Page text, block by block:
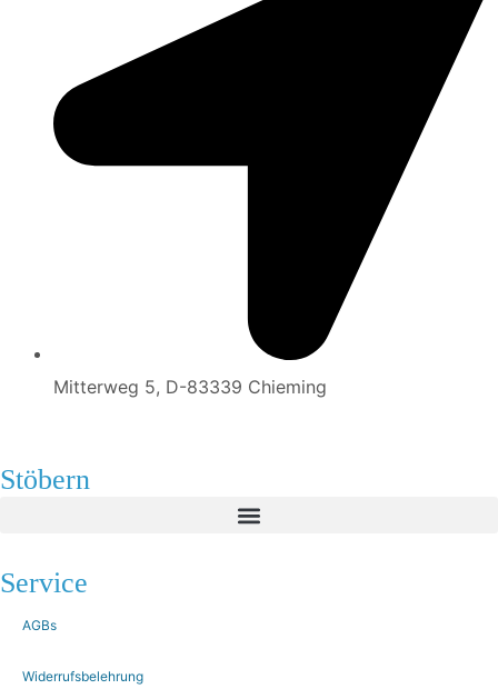
Mitterweg 5, D-83339 Chieming
Stöbern
Service
AGBs
Widerrufsbelehrung